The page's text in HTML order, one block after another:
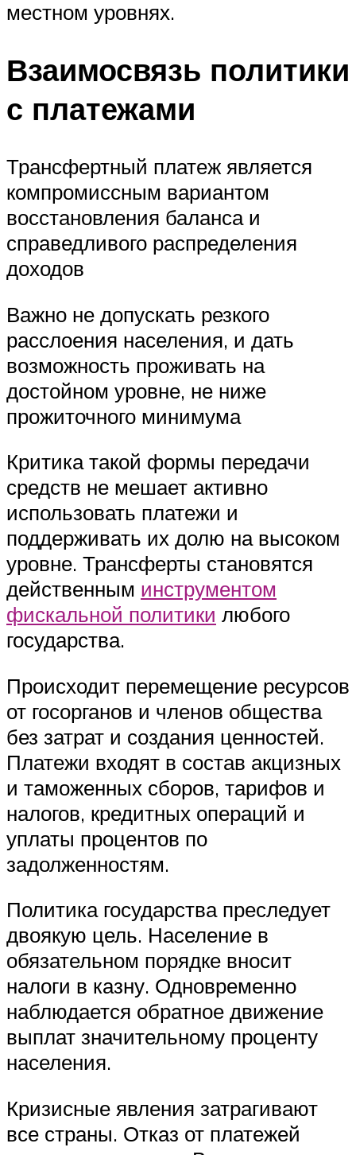
местном уровнях.
Взаимосвязь политики
с платежами
Трансфертный платеж является
компромиссным вариантом
восстановления баланса и
справедливого распределения
доходов
Важно не допускать резкого
расслоения населения, и дать
возможность проживать на
достойном уровне, не ниже
прожиточного минимума
Критика такой формы передачи
средств не мешает активно
использовать платежи и
поддерживать их долю на высоком
уровне. Трансферты становятся
действенным инструментом
фискальной политики любого
государства.
Происходит перемещение ресурсов
от госорганов и членов общества
без затрат и создания ценностей.
Платежи входят в состав акцизных
и таможенных сборов, тарифов и
налогов, кредитных операций и
уплаты процентов по
задолженностям.
Политика государства преследует
двоякую цель. Население в
обязательном порядке вносит
налоги в казну. Одновременно
наблюдается обратное движение
выплат значительному проценту
населения.
Кризисные явления затрагивают
все страны. Отказ от платежей